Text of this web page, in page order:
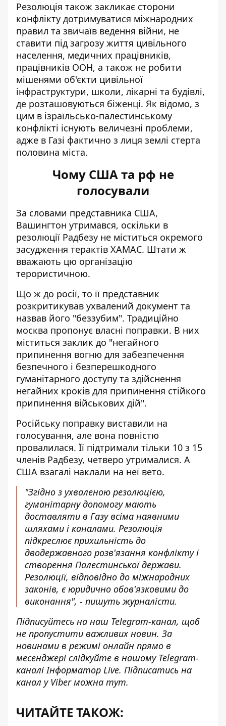
Резолюція також закликає сторони
конфлікту дотримуватися міжнародних
правил та звичаїв ведення війни, не
ставити під загрозу життя цивільного
населення, медичних працівників,
працівників ООН, а також не робити
мішенями об'єкти цивільної
інфраструктури, школи, лікарні та будівлі,
де розташовуються біженці. Як відомо, з
цим в ізраїльсько-палестинському
конфлікті існують величезні проблеми,
адже в Газі фактично з лиця землі стерта
половина міста.
Чому США та рф не
голосували
За словами представника США,
Вашингтон утримався, оскільки в
резолюції Радбезу не міститься окремого
засудження терактів ХАМАС. Штати ж
вважають цю організацію
терористичною.
Що ж до росії, то її представник
розкритикував ухвалений документ та
назвав його "беззубим". Традиційно
москва пропонує власні поправки. В них
міститься заклик до "негайного
припинення вогню для забезпечення
безпечного і безперешкодного
гуманітарного доступу та здійснення
негайних кроків для припинення стійкого
припинення військових дій".
Російську поправку виставили на
голосування, але вона повністю
провалилася. Її підтримали тільки 10 з 15
членів Радбезу, четверо утрималися. А
США взагалі наклали на неї вето.
"Згідно з ухваленою резолюцією,
гуманітарну допомогу мають
доставляти в Газу всіма наявними
шляхами і каналами. Резолюція
підкреслює прихильність до
дводержавного розв'язання конфлікту і
створення Палестинської держави.
Резолюції, відповідно до міжнародних
законів, є юридично обов'язковими до
виконання", - пишуть журналісти.
Підписуйтесь на наш Telegram-канал, щоб
не пропустити важливих новин. За
новинами в режимі онлайн прямо в
месенджері слідкуйте в нашому Telegram-
каналіІнформатор Live. Підписатись на
канал у Viber можна тут.
ЧИТАЙТЕ ТАКОЖ: